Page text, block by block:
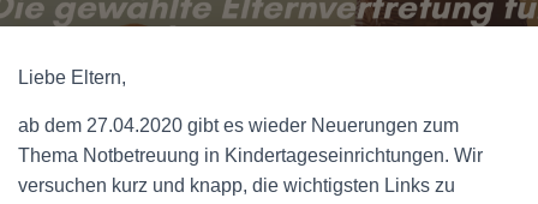
Liebe Eltern,
ab dem 27.04.2020 gibt es wieder Neuerungen zum
Thema Notbetreuung in Kindertageseinrichtungen. Wir
versuchen kurz und knapp, die wichtigsten Links zu